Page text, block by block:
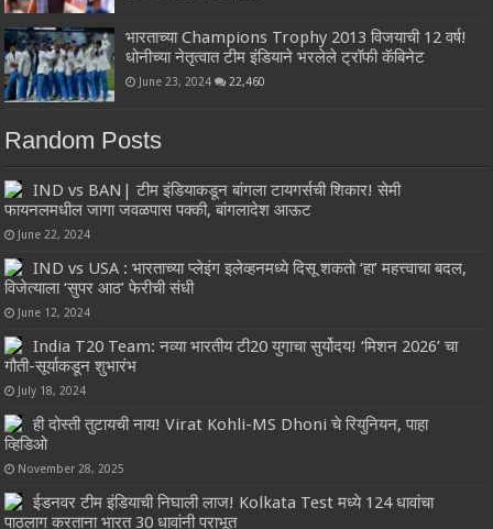
भारताच्या Champions Trophy 2013 विजयाची 12 वर्ष!
धोनीच्या नेतृत्वात टीम इंडियाने भरलेले ट्रॉफी कॅबिनेट
June 23, 2024 22,460
Random Posts
IND vs BAN| टीम इंडियाकडून बांगला टायगर्सची शिकार! सेमी
फायनलमधील जागा जवळपास पक्की, बांगलादेश आऊट
June 22, 2024
IND vs USA : भारताच्या प्लेइंग इलेव्हनमध्ये दिसू शकतो ‘हा’ महत्त्वाचा बदल,
विजेत्याला ‘सुपर आठ’ फेरीची संधी
June 12, 2024
India T20 Team: नव्या भारतीय टी20 युगाचा सुर्योदय! ‘मिशन 2026’ चा
गौती-सूर्याकडून शुभारंभ
July 18, 2024
ही दोस्ती तुटायची नाय! Virat Kohli-MS Dhoni चे रियुनियन, पाहा
व्हिडिओ
November 28, 2025
ईडनवर टीम इंडियाची निघाली लाज! Kolkata Test मध्ये 124 धावांचा
पाठलाग करताना भारत 30 धावांनी पराभूत